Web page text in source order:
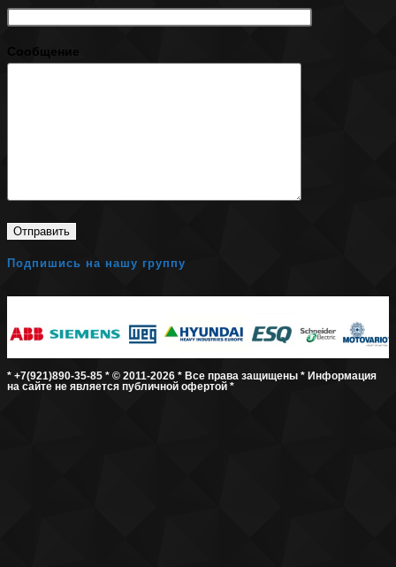
Сообщение
Подпишись на нашу группу
* +7(921)890-35-85 * © 2011-2026 * Все права защищены * Информация
на сайте не является публичной офертой *